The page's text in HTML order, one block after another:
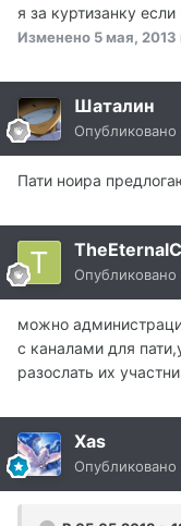
я за куртизанку если
Изменено 5 мая, 2013
Шаталин
Опубликовано
Пати ноира
Опубликовано
можно
с каналами для
разослать их
Xas
Опубликовано